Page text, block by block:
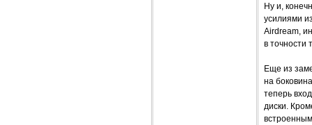
Ну и,
усилиями
Airdream,
в точности
Еще из
на
теперь
диски.